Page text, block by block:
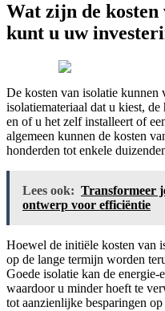
Wat zijn de kosten
kunt u uw
De kosten van isolatie
isolatiemateriaal dat u kiest,
en of u het zelf installeert of
algemeen kunnen de kosten
honderden tot enkele
Lees ook: Transformeer
ontwerp voor efficiëntie
Hoewel de initiële kosten van
op de lange termijn worden
Goede isolatie kan de
waardoor u minder hoeft te
tot aanzienlijke besparingen